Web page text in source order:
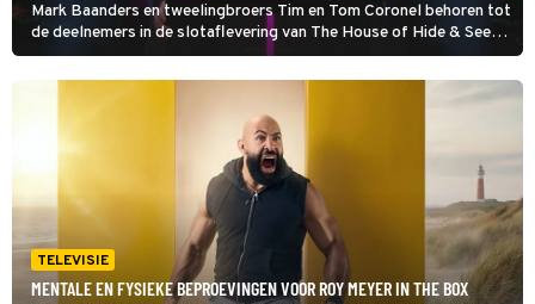
Mark Baanders en tweelingbroers Tim en Tom Coronel behoren tot
de deelnemers in de slotaflevering van The House of Hide & Seek.
Samen met drie andere bekende Nederlanders gaan ze in een
enorm huis op zoek naar goede verstopplekken.
TELEVISIE
MENTALE EN FYSIEKE BEPROEVINGEN VOOR ROY MEYER IN THE BOX